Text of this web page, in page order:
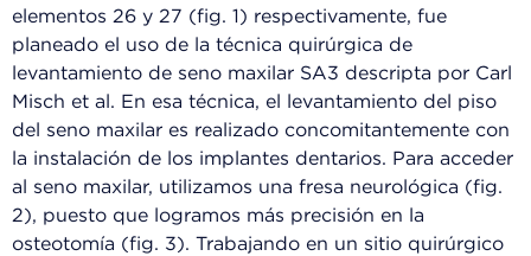
elementos 26 y 27 (fig. 1) respectivamente, fue
planeado el uso de la técnica quirúrgica de
levantamiento de seno maxilar SA3 descripta por Carl
Misch et al. En esa técnica, el levantamiento del piso
del seno maxilar es realizado concomitantemente con
la instalación de los implantes dentarios. Para acceder
al seno maxilar, utilizamos una fresa neurológica (fig.
2), puesto que logramos más precisión en la
osteotomía (fig. 3). Trabajando en un sitio quirúrgico